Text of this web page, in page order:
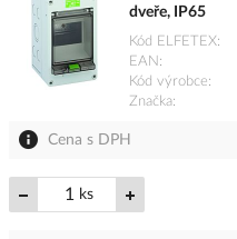
dveře, IP65
Kód ELFETEX
EAN
Kód výrobce
Značka
Cena s DPH
ks